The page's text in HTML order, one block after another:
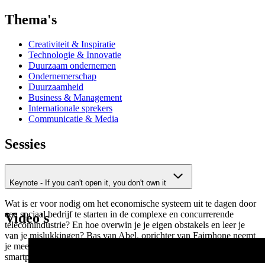
Thema's
Creativiteit & Inspiratie
Technologie & Innovatie
Duurzaam ondernemen
Ondernemerschap
Duurzaamheid
Business & Management
Internationale sprekers
Communicatie & Media
Sessies
Keynote - If you can't open it, you don't own it
Wat is er voor nodig om het economische systeem uit te dagen door
een sociaal bedrijf te starten in de complexe en concurrerende
telecomindustrie? En hoe overwin je je eigen obstakels en leer je
van je mislukkingen? Bas van Abel, oprichter van Fairphone neemt
je mee op zijn reis van het oprichten van 's werelds eerste duurzame
smartphonebedrijf.
Video's